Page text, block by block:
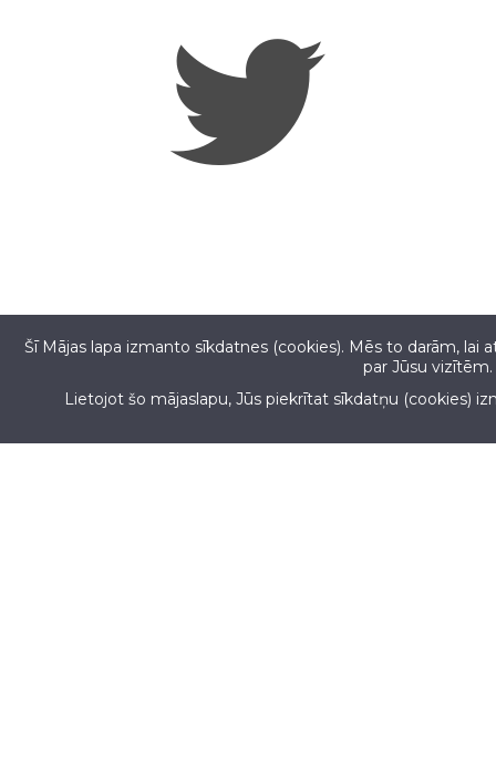
Šī Mājas lapa izmanto sīkdatnes (cookies). Mēs to darām,
par Jūsu vizītēm.
Lietojot šo mājaslapu, Jūs piekrītat sīkdatņu (cookies)